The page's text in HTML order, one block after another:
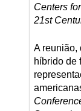
Centers
21st
A reunião,
híbrido de